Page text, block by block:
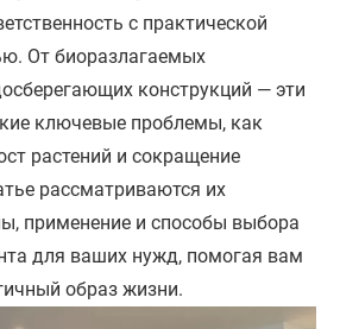
с практической
От биоразлагаемых
конструкций — эти
ключевые проблемы, как
растений и сокращение
рассматриваются их
применение и способы выбора
для ваших нужд, помогая вам
образ жизни.